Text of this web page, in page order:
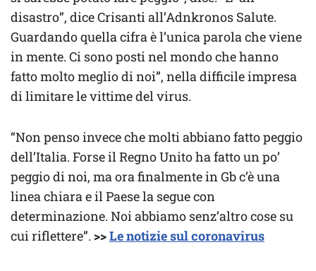
disastro”, dice Crisanti all’Adnkronos Salute.
Guardando quella cifra è l’unica parola che viene
in mente. Ci sono posti nel mondo che hanno
fatto molto meglio di noi”, nella difficile impresa
di limitare le vittime del virus.
“Non penso invece che molti abbiano fatto peggio
dell’Italia. Forse il Regno Unito ha fatto un po’
peggio di noi, ma ora finalmente in Gb c’è una
linea chiara e il Paese la segue con
determinazione. Noi abbiamo senz’altro cose su
cui riflettere”. >>Le notizie sul coronavirus